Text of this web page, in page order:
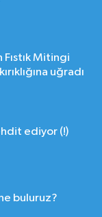
Mitingi
uğradı
ediyor (!)
buluruz?